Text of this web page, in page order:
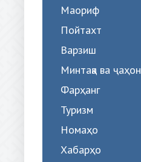
Маориф
Пойтахт
Варзиш
Минтақа ва ҷаҳон
Фарҳанг
Туризм
Номаҳо
Хабарҳо